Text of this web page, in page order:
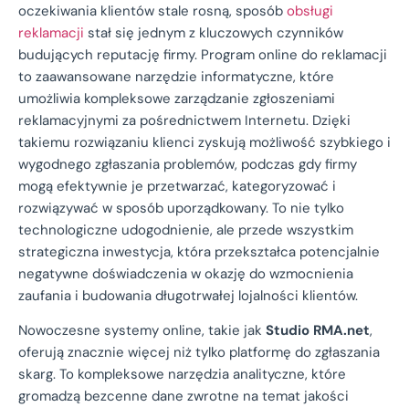
oczekiwania klientów stale rosną, sposób obsługi
reklamacji stał się jednym z kluczowych czynników
budujących reputację firmy. Program online do reklamacji
to zaawansowane narzędzie informatyczne, które
umożliwia kompleksowe zarządzanie zgłoszeniami
reklamacyjnymi za pośrednictwem Internetu. Dzięki
takiemu rozwiązaniu klienci zyskują możliwość szybkiego i
wygodnego zgłaszania problemów, podczas gdy firmy
mogą efektywnie je przetwarzać, kategoryzować i
rozwiązywać w sposób uporządkowany. To nie tylko
technologiczne udogodnienie, ale przede wszystkim
strategiczna inwestycja, która przekształca potencjalnie
negatywne doświadczenia w okazję do wzmocnienia
zaufania i budowania długotrwałej lojalności klientów.
Nowoczesne systemy online, takie jak Studio RMA.net,
oferują znacznie więcej niż tylko platformę do zgłaszania
skarg. To kompleksowe narzędzia analityczne, które
gromadzą bezcenne dane zwrotne na temat jakości